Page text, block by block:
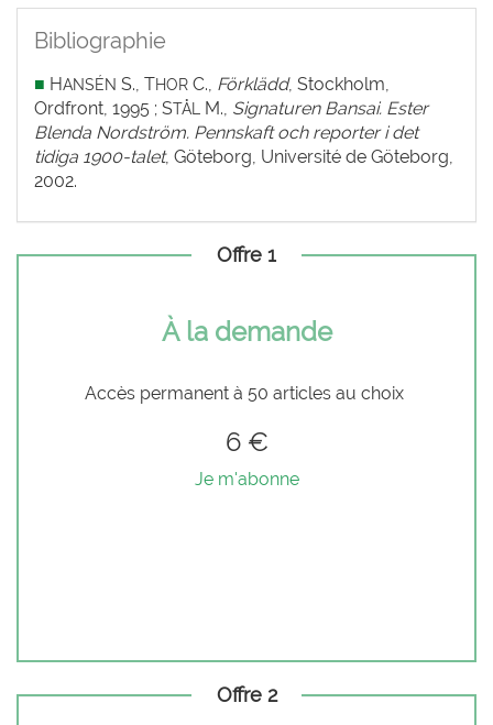
Bibliographie
■ HANSÉN S., THOR C., Förklädd, Stockholm,
Ordfront, 1995 ; STÅL M., Signaturen Bansai. Ester
Blenda Nordström. Pennskaft och reporter i det
tidiga 1900-talet, Göteborg, Université de Göteborg,
2002.
Offre 1
À la demande
Accès permanent à 50 articles au choix
6 €
Je m'abonne
Offre 2